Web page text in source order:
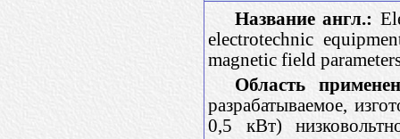
Название англ.:
electrotechnic
magnetic field
Область
разрабатываемое,
0,5 кВт)